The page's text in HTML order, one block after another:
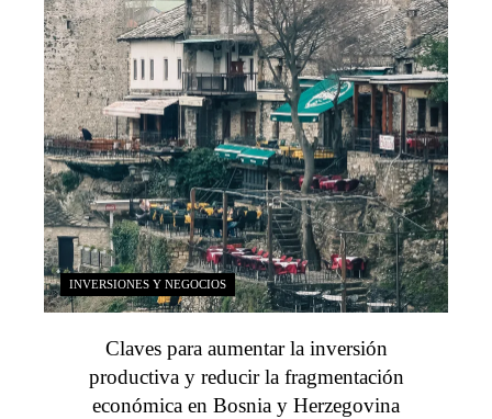
INVERSIONES Y NEGOCIOS
Claves para aumentar la inversión
productiva y reducir la fragmentación
económica en Bosnia y Herzegovina